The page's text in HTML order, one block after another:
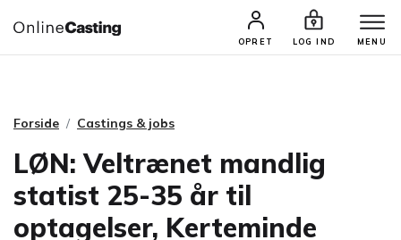
OPRET LOG IND MENU
CASTINGS & JOBS SØG PROFIL
Forside Castings & jobs
LØN: Veltrænet mandlig
statist 25-35 år til
optagelser, Kerteminde